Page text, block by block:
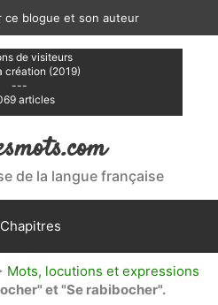
ce blogue et son auteur
de visiteurs
création (2019)
---
articles
de la langue française
Chapitres
Mots, locutions et expressions
et "Se rabibocher".